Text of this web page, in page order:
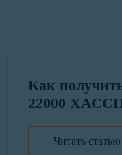
Как
22000
Читать статью